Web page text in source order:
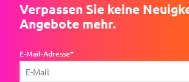
Verpassen Sie keine
Angebote mehr.
E-Mail-Adresse*